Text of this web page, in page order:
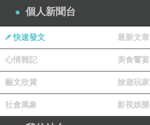
吃得健康又安心，我選擇荒野饗宴，
個人新聞台
快速發文 最新文章
心情雜記 美食饗宴
藝文欣賞 旅遊玩家
社會萬象 影視娛樂